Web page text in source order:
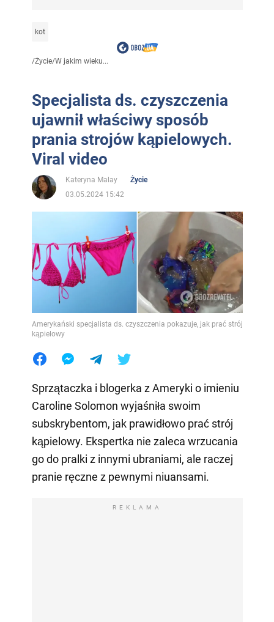
kot
/Życie/W jakim wieku...
Specjalista ds. czyszczenia
ujawnił właściwy sposób
prania strojów kąpielowych.
Viral video
Kateryna Malay
Życie
03.05.2024 15:42
Amerykański specjalista ds. czyszczenia pokazuje, jak prać strój
kąpielowy
Sprzątaczka i blogerka z Ameryki o imieniu
Caroline Solomon wyjaśniła swoim
subskrybentom, jak prawidłowo prać strój
kąpielowy. Ekspertka nie zaleca wrzucania
go do pralki z innymi ubraniami, ale raczej
pranie ręczne z pewnymi niuansami.
REKLAMA